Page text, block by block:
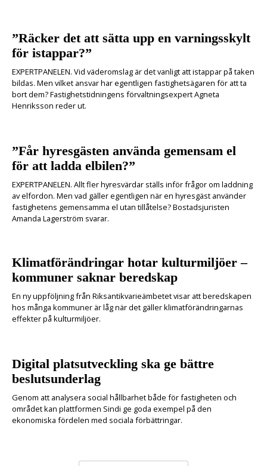
”Räcker det att sätta upp en varningsskylt
för istappar?”
EXPERTPANELEN. Vid väderomslag är det vanligt att istappar på taken
bildas. Men vilket ansvar har egentligen fastighetsägaren för att ta
bort dem? Fastighetstidningens förvaltningsexpert Agneta
Henriksson reder ut.
”Får hyresgästen använda gemensam el
för att ladda elbilen?”
EXPERTPANELEN. Allt fler hyresvärdar ställs inför frågor om laddning
av elfordon. Men vad gäller egentligen när en hyresgäst använder
fastighetens gemensamma el utan tillåtelse? Bostadsjuristen
Amanda Lagerström svarar.
Klimatförändringar hotar kulturmiljöer –
kommuner saknar beredskap
En ny uppföljning från Riksantikvarieämbetet visar att beredskapen
hos många kommuner är låg när det gäller klimatförändringarnas
effekter på kulturmiljöer.
Digital platsutveckling ska ge bättre
beslutsunderlag
Genom att analysera social hållbarhet både för fastigheten och
området kan plattformen Sindi ge goda exempel på den
ekonomiska fördelen med sociala förbättringar.